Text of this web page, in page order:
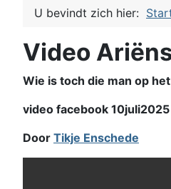
U bevindt zich hier:
Video
Wie is toch die man op
video facebook 10juli2025
Door Tikje Enschede